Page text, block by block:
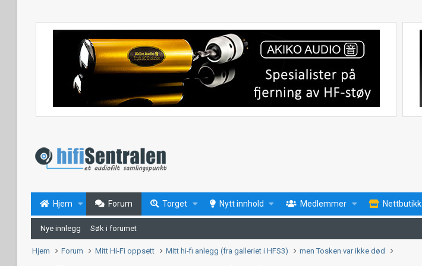
Hjem Forum Torget Nytt innhold Medlemmer Nettbutikk
Nye innlegg Søk i forumet
Hjem Forum Mitt Hi-Fi oppsett Mitt hi-fi anlegg (fra galleriet i HFS3) men Tosken var ikke død